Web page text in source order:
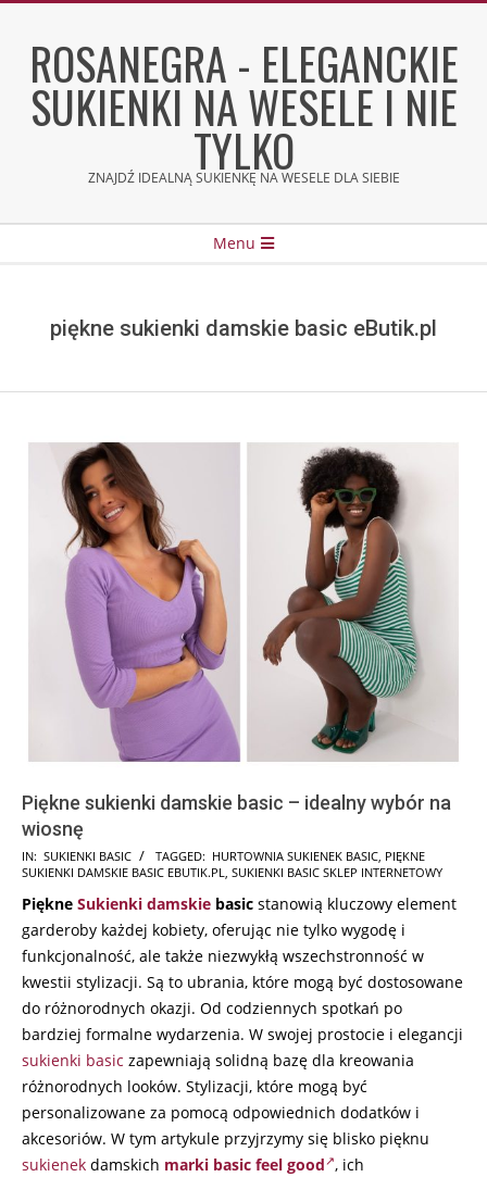
contentROSANEGRA - ELEGANCKIE
SUKIENKI NA WESELE I NIE
TYLKO
ZNAJDŹ IDEALNĄ SUKIENKĘ NA WESELE DLA SIEBIE
Menu
piękne sukienki damskie basic eButik.pl
Piękne sukienki damskie basic – idealny wybór na
wiosnę
2025-
08-
23
IN: SUKIENKI BASIC TAGGED: HURTOWNIA SUKIENEK BASIC, PIĘKNE
SUKIENKI DAMSKIE BASIC EBUTIK.PL, SUKIENKI BASIC SKLEP INTERNETOWY
Piękne Sukienki damskie basic stanowią kluczowy element
garderoby każdej kobiety, oferując nie tylko wygodę i
funkcjonalność, ale także niezwykłą wszechstronność w
kwestii stylizacji. Są to ubrania, które mogą być dostosowane
do różnorodnych okazji. Od codziennych spotkań po
bardziej formalne wydarzenia. W swojej prostocie i elegancji
sukienki basic zapewniają solidną bazę dla kreowania
różnorodnych looków. Stylizacji, które mogą być
personalizowane za pomocą odpowiednich dodatków i
akcesoriów. W tym artykule przyjrzymy się blisko pięknu
sukienek damskich marki basic feel good , ich